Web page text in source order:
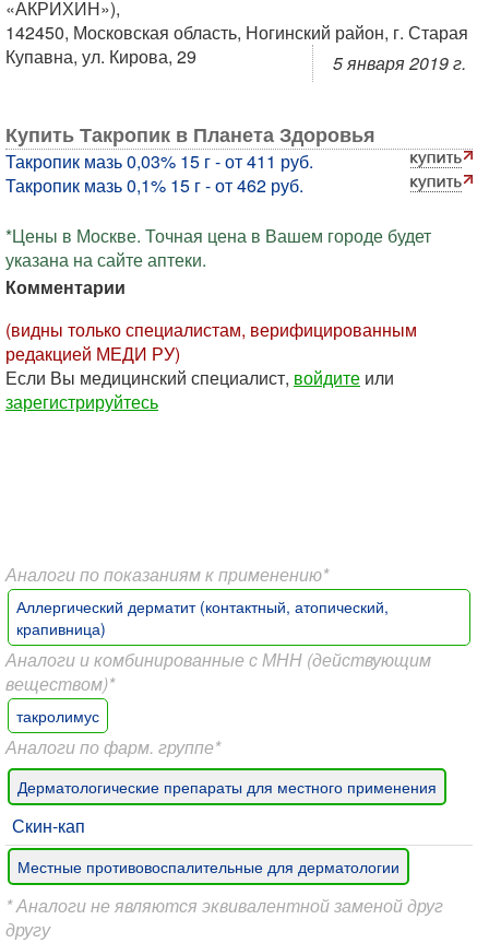
«АКРИХИН»),
142450, Московская область, Ногинский район, г. Старая
Купавна, ул. Кирова, 29
5 января 2019 г.
Купить Такропик в Планета Здоровья
Такропик мазь 0,03% 15 г - от 411 руб.
Такропик мазь 0,1% 15 г - от 462 руб.
*Цены в Москве. Точная цена в Вашем городе будет
указана на сайте аптеки.
Комментарии
(видны только специалистам, верифицированным
редакцией МЕДИ РУ)
Если Вы медицинский специалист, войдите или
зарегистрируйтесь
Аналоги по показаниям к применению*
Аллергический дерматит (контактный, атопический,
крапивница)
Аналоги и комбинированные с МНН (действующим
веществом)*
такролимус
Аналоги по фарм. группе*
Дерматологические препараты для местного применения
Скин-кап
Местные противовоспалительные для дерматологии
* Аналоги не являются эквивалентной заменой друг
другу